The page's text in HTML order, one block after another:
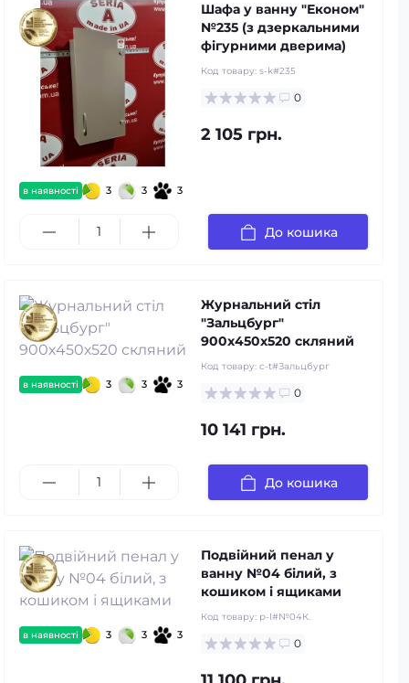
в наявності 3 3 3
Шафа у ванну "Економ"
№235 (з дзеркальними
фігурними дверима)
Код товару: s-k#235
0
2 105 грн.
До кошика
в наявності 3 3 3
Журнальний стіл
"Зальцбург"
900х450х520 скляний
Код товару: c-t#Зальцбург
0
10 141 грн.
До кошика
в наявності 3 3 3
Подвійний пенал у
ванну №04 білий, з
кошиком і ящиками
Код товару: p-l#№04К.
0